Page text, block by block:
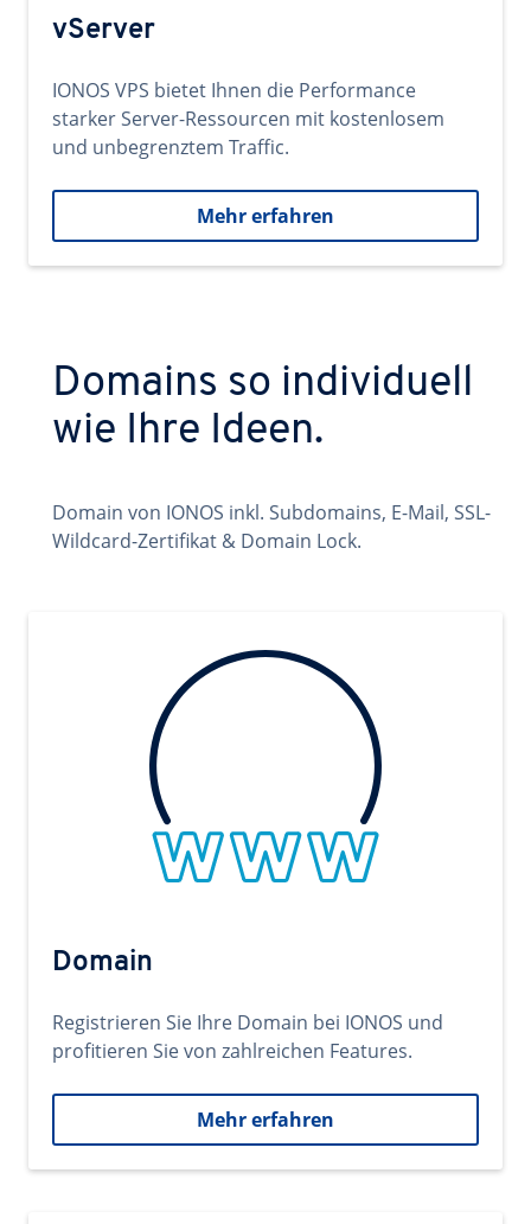
vServer
IONOS VPS bietet Ihnen die Performance
starker Server-Ressourcen mit kostenlosem
und unbegrenztem Traffic.
Mehr erfahren
Domains so individuell
wie Ihre Ideen.
Domain von IONOS inkl. Subdomains, E-Mail, SSL-
Wildcard-Zertifikat & Domain Lock.
Domain
Registrieren Sie Ihre Domain bei IONOS und
profitieren Sie von zahlreichen Features.
Mehr erfahren